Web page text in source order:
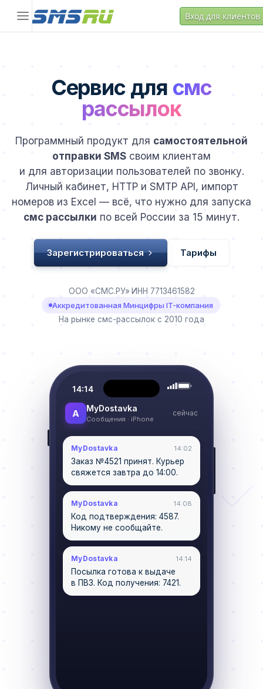
Вход для клиентов
Сервис для смс
рассылок
Программный продукт для самостоятельной
отправки SMS своим клиентам
и для авторизации пользователей по звонку.
Личный кабинет, HTTP и SMTP API, импорт
номеров из Excel — всё, что нужно для запуска
смс рассылки по всей России за 15 минут.
Зарегистрироваться Тарифы
ООО «СМС.РУ»·ИНН 7713461582
Аккредитованная Минцифры IT-компания
·
На рынке смс-рассылок с 2010 года
14:14
A MyDostavka
Сообщения · iPhone
сейчас
MyDostavka 14:02
Заказ №4521 принят. Курьер
свяжется завтра до 14:00.
MyDostavka 14:08
Код подтверждения: 4587.
Никому не сообщайте.
MyDostavka 14:14
Посылка готова к выдаче
в ПВЗ. Код получения: 7421.